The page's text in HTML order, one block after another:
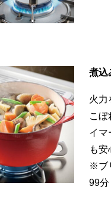
煮込
火力
こ
イマ
も安
※ブ
99分